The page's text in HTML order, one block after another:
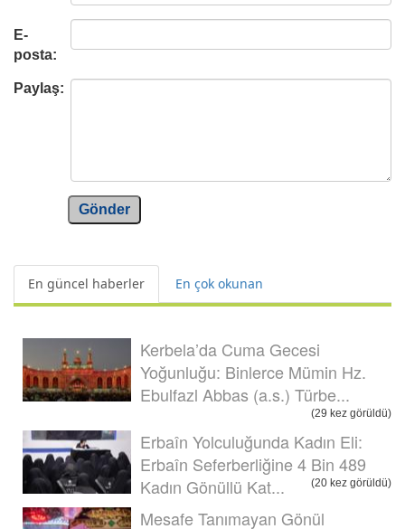
E-
posta:
Paylaş:
Gönder
En güncel haberler En çok okunan
Kerbela’da Cuma Gecesi
Yoğunluğu: Binlerce Mümin Hz.
Ebulfazl Abbas (a.s.) Türbe...
(29 kez görüldü)
Erbaîn Yolculuğunda Kadın Eli:
Erbaîn Seferberliğine 4 Bin 489
Kadın Gönüllü Kat...
(20 kez görüldü)
Mesafe Tanımayan Gönül